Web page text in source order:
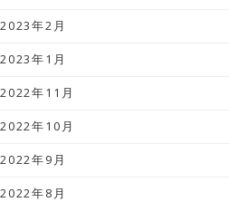
2023年2月
2023年1月
2022年11月
2022年10月
2022年9月
2022年8月